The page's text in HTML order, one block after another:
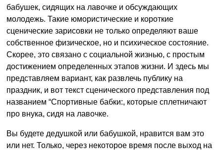
бабушек, сидящих на лавочке и обсуждающих
молодежь. Такие юмористические и короткие
сценические зарисовки не только определяют ваше
собственное физическое, но и психическое состояние.
Скорее, это связано с социальной жизнью, с простым
достижением определенных этапов жизни. И здесь мы
представляем вариант, как развлечь публику на
праздник, и вот текст сценического представления под
названием “Спортивные бабки:, которые сплетничают
про внука, сидя на лавочке.
Вы будете дедушкой или бабушкой, нравится вам это
или нет. Только, через некоторое время после выход на